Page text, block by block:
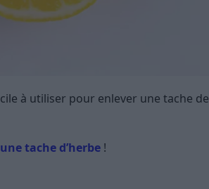
à utiliser pour enlever une tache de
tache d’herbe !